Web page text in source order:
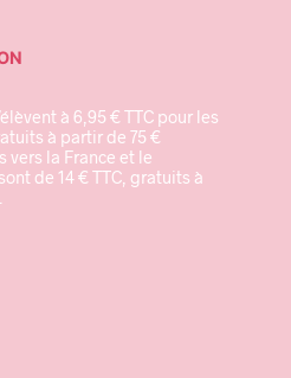
à 6,95 € TTC pour les
à partir de 75 €
vers la France et le
de 14 € TTC, gratuits à